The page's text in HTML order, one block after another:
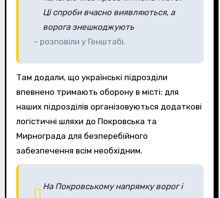
Ці спроби вчасно виявляються, а
ворога знешкоджують
– розповіли у Генштабі.
Там додали, що українські підрозділи
впевнено тримають оборону в місті: для
наших підрозділів організовуються додаткові
логістичні шляхи до Покровська та
Мирнограда для безперебійного
забезпечення всім необхідним.
На Покровському напрямку ворог і